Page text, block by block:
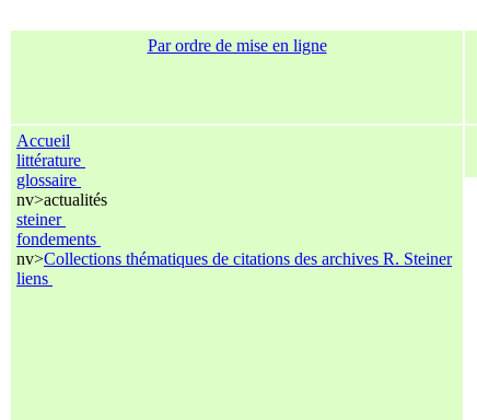
Par ordre de mise en ligne
Accueil
littérature
glossaire
nv>actualités
steiner
fondements
nv>Collections thématiques de citations des archives R. Steiner
liens